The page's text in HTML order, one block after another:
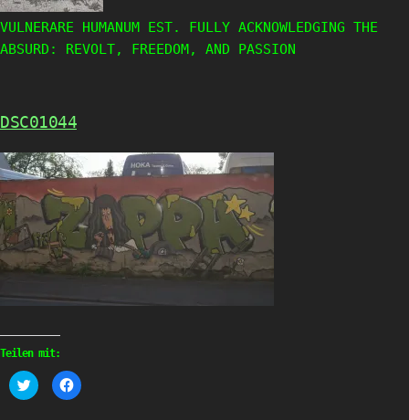
VULNERARE HUMANUM EST. FULLY ACKNOWLEDGING THE
ABSURD: REVOLT, FREEDOM, AND PASSION
DSC01044
Teilen mit:
Klick,
um
Klick,
um